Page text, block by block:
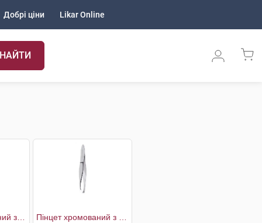
Добрі ціни Likar Online